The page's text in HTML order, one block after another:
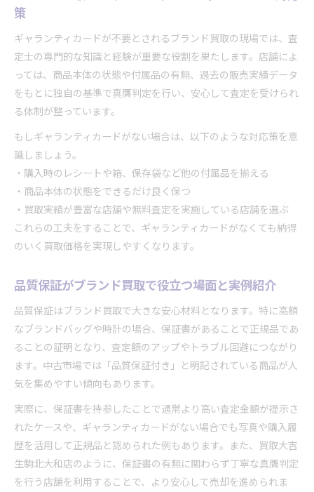
策
ギャランティカードが不要とされるブランド買取の現場では、査
定士の専門的な知識と経験が重要な役割を果たします。店舗によ
っては、商品本体の状態や付属品の有無、過去の販売実績データ
をもとに独自の基準で真贋判定を行い、安心して査定を受けられ
る体制が整っています。
もしギャランティカードがない場合は、以下のような対応策を意
識しましょう。
・購入時のレシートや箱、保存袋など他の付属品を揃える
・商品本体の状態をできるだけ良く保つ
・買取実績が豊富な店舗や無料査定を実施している店舗を選ぶ
これらの工夫をすることで、ギャランティカードがなくても納得
のいく買取価格を実現しやすくなります。
品質保証がブランド買取で役立つ場面と実例紹介
品質保証はブランド買取で大きな安心材料となります。特に高額
なブランドバッグや時計の場合、保証書があることで正規品であ
ることの証明となり、査定額のアップやトラブル回避につながり
ます。中古市場では「品質保証付き」と明記されている商品が人
気を集めやすい傾向もあります。
実際に、保証書を持参したことで通常より高い査定金額が提示さ
れたケースや、ギャランティカードがない場合でも写真や購入履
歴を活用して正規品と認められた例もあります。また、買取大吉
生駒北大和店のように、保証書の有無に関わらず丁寧な真贋判定
を行う店舗を利用することで、より安心して売却を進められま